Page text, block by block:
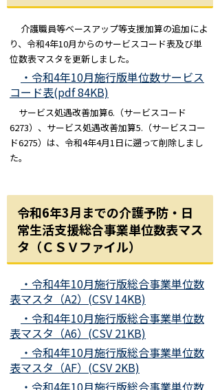
介護職員等ベースアップ等支援加算の追加によ
り、令和4年10月からのサービスコード表及び単
位数表マスタを更新しました。
・令和4年10月施行版単位数サービス
コード表(pdf 84KB)
サービス処遇改善加算6.（サービスコード
6273）、サービス処遇改善加算5.（サービスコー
ド6275）は、令和4年4月1日に遡って削除しまし
た。
令和6年3月までの介護予防・日
常生活支援総合事業単位数表マス
タ（ＣＳＶファイル）
・令和4年10月施行版総合事業単位数
表マスタ（A2）(CSV 14KB)
・令和4年10月施行版総合事業単位数
表マスタ（A6）(CSV 21KB)
・令和4年10月施行版総合事業単位数
表マスタ（AF）(CSV 2KB)
・令和4年10月施行版総合事業単位数